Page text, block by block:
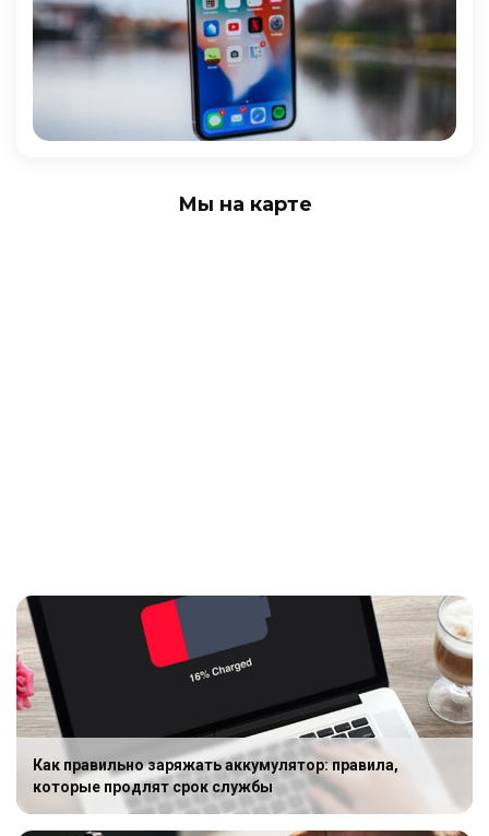
Мы на карте
Как правильно заряжать аккумулятор: правила,
которые продлят срок службы